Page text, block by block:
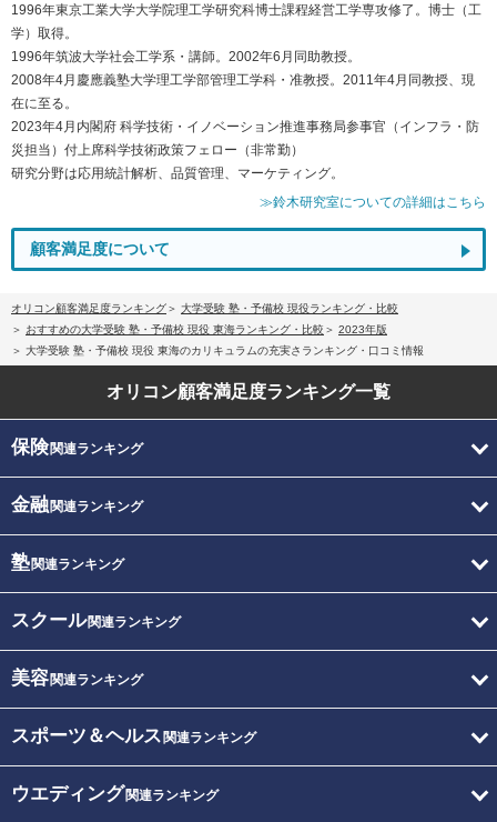
1996年東京工業大学大学院理工学研究科博士課程経営工学専攻修了。博士（工
学）取得。
1996年筑波大学社会工学系・講師。2002年6月同助教授。
2008年4月慶應義塾大学理工学部管理工学科・准教授。2011年4月同教授、現
在に至る。
2023年4月内閣府 科学技術・イノベーション推進事務局参事官（インフラ・防
災担当）付上席科学技術政策フェロー（非常勤）
研究分野は応用統計解析、品質管理、マーケティング。
≫鈴木研究室についての詳細はこちら
顧客満足度について
オリコン顧客満足度ランキング
大学受験 塾・予備校 現役ランキング・比較
おすすめの大学受験 塾・予備校 現役 東海ランキング・比較
2023年版
大学受験 塾・予備校 現役 東海のカリキュラムの充実さランキング・口コミ情報
オリコン顧客満足度ランキング一覧
保険関連ランキング
金融関連ランキング
塾関連ランキング
スクール関連ランキング
美容関連ランキング
スポーツ＆ヘルス 関連ランキング
ウエディング関連ランキング